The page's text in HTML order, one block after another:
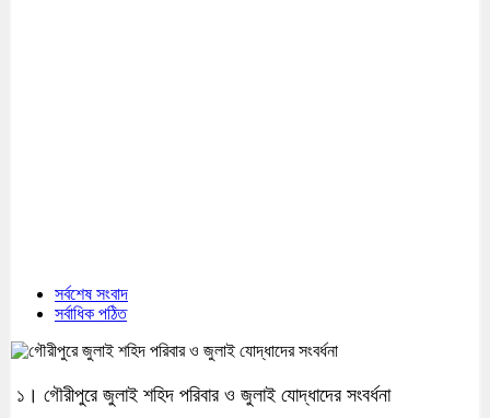
সর্বশেষ সংবাদ
সর্বাধিক পঠিত
১। গৌরীপুরে জুলাই শহিদ পরিবার ও জুলাই যোদ্ধাদের সংবর্ধনা